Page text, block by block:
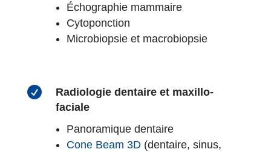
Échographie mammaire
Cytoponction
Microbiopsie et macrobiopsie

Radiologie dentaire et maxillo-
faciale
Panoramique dentaire
Cone Beam 3D (dentaire, sinus,